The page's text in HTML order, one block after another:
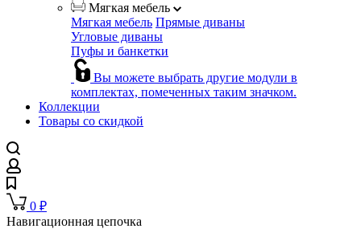
Мягкая мебель
Мягкая мебель Прямые диваны
Угловые диваны
Пуфы и банкетки
Вы можете выбрать другие модули в
комплектах, помеченных таким значком.
Коллекции
Товары со скидкой
0 ₽
Навигационная цепочка